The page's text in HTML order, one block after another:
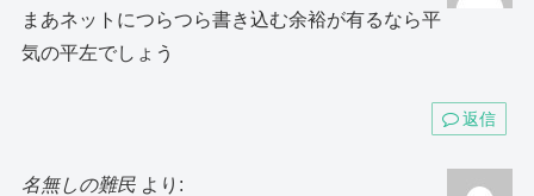
まあネットにつらつら書き込む余裕が有るなら平
気の平左でしょう
返信
名無しの難民 より: